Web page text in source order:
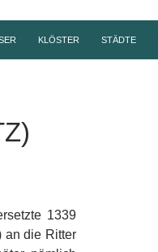
KLÖSTER STÄDTE
1339
an die Ritter